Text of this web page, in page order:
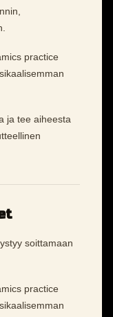
practice
ja tee aiheesta
soittamaan
practice